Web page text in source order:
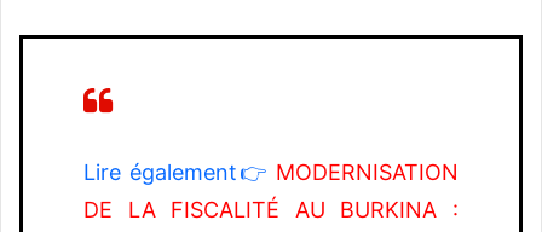
Lire également👉 MODERNISATION
DE LA FISCALITÉ AU BURKINA :